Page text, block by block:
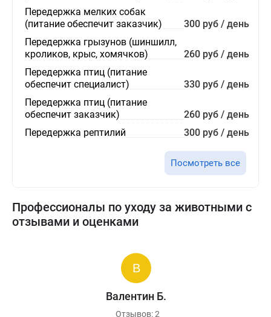
Передержка мелких собак
(питание обеспечит заказчик)
300 руб / день
Передержка грызунов (шиншилл,
кроликов, крыс, хомячков)
260 руб / день
Передержка птиц (питание
обеспечит специалист)
330 руб / день
Передержка птиц (питание
обеспечит заказчик)
260 руб / день
Передержка рептилий
300 руб / день
Посмотреть все
Профессионалы по уходу за животными с
отзывами и оценками
Валентин Б.
Отзывов: 2